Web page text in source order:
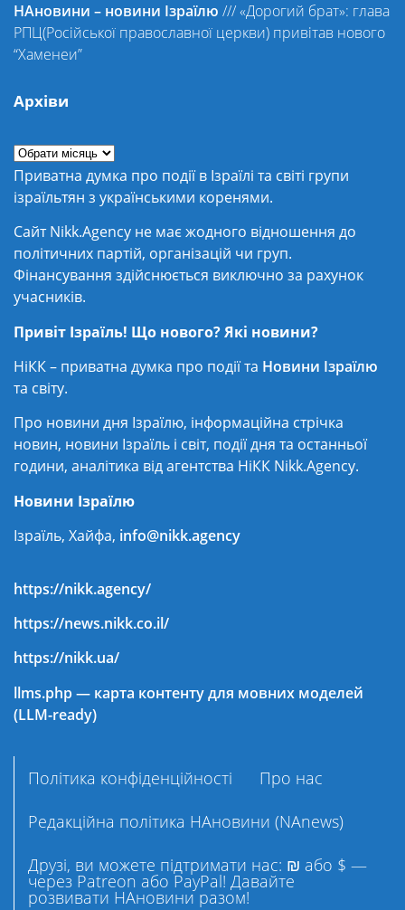
НАновини – новини Ізраїлю ///«Дорогий брат»: глава
РПЦ(Російської православної церкви) привітав нового
“Хаменеи”
Архіви
Приватна думка про події в Ізраїлі та світі групи
ізраїльтян з українськими коренями.
Сайт Nikk.Agency не має жодного відношення до
політичних партій, організацій чи груп.
Фінансування здійснюється виключно за рахунок
учасників.
Привіт Ізраїль! Що нового? Які новини?
НіКК – приватна думка про події та Новини Ізраїлю
та світу.
Про новини дня Ізраїлю, інформаційна стрічка
новин, новини Ізраїль і світ, події дня та останньої
години, аналітика від агентства НіКК Nikk.Agency.
Новини Ізраїлю
Ізраїль, Хайфа, info@nikk.agency
https://nikk.agency/
https://news.nikk.co.il/
https://nikk.ua/
llms.php — карта контенту для мовних моделей
(LLM-ready)
Політика конфіденційності
Про нас
Редакційна політика НАновини (NAnews)
Друзі, ви можете підтримати нас: ₪ або $ —
через Patreon або PayPal! Давайте
розвивати НАновини разом!